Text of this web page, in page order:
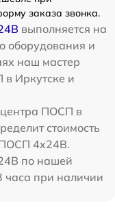
заказа звонка.
выполняется на
оборудования и
наш мастер
Иркутске и
ПОСП в
стоимость
ПОСП 4x24B.
по нашей
часа при наличии